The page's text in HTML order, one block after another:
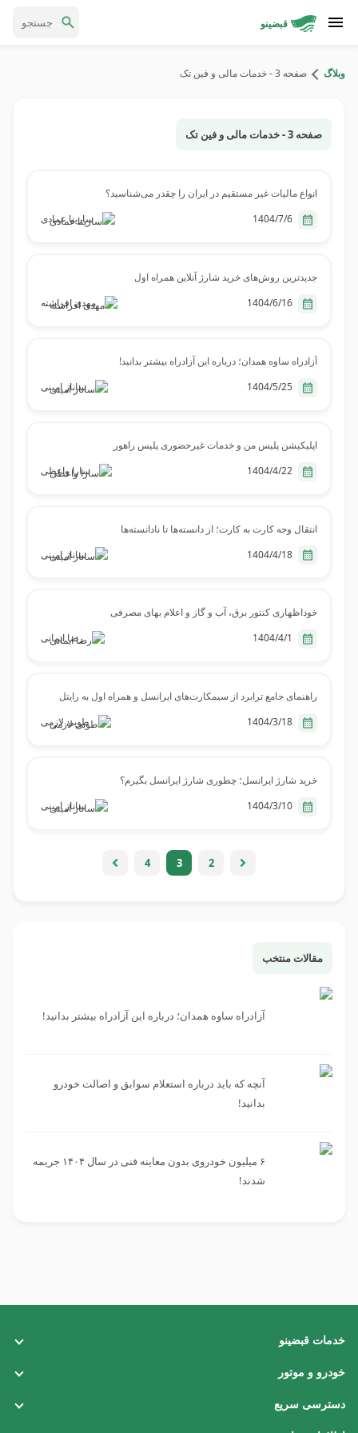
قبضینو
وبلاگ صفحه 3 - خدمات مالی و فین تک
صفحه 3 - خدمات مالی و فین تک
انواع مالیات غیر مستقیم در ایران را چقدر می‌شناسید؟
سارینا عمادی
جدیدترین روش‌های خرید شارژ آنلاین همراه اول
مهدی افراشته
آزادراه ساوه همدان؛ درباره این آزادراه بیشتر بدانید!
ساناز امینی
اپلیکیشن پلیس من و خدمات غیرحضوری پلیس راهور
سارا واعظی
انتقال وجه کارت به کارت؛ از دانسته‌ها تا نادانسته‌ها
ساناز امینی
خوداظهاری کنتور برق، آب و گاز و اعلام بهای مصرفی
رضا ایمانی
راهنمای جامع ترابرد از سیمکارت‌های ایرانسل و همراه اول به رایتل
طوبی لازمی
خرید شارژ ایرانسل؛ چطوری شارژ ایرانسل بگیرم؟
ساناز امینی
2
3
4
مقالات منتخب
آزادراه ساوه همدان؛ درباره این آزادراه بیشتر بدانید!
آنچه که باید درباره استعلام سوابق و اصالت خودرو
بدانید!
۶ میلیون خودروی بدون معاینه فنی در سال ۱۴۰۴ جریمه
شدند!
خدمات قبضینو
خودرو و موتور
دسترسی سریع